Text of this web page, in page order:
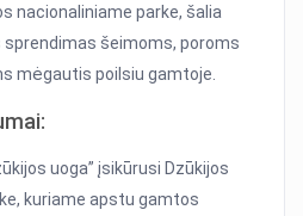
nacionaliniame parke, šalia
sprendimas šeimoms, poroms
mėgautis poilsiu gamtoje.
uoga” įsikūrusi Dzūkijos
kuriame apstu gamtos